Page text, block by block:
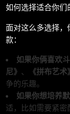
如何选择适合你们
面对这么多选择
款：
如果你俩喜欢
尼》 、 《拼布艺术
争的乐趣。
如果你想培养
适，比如需要紧密